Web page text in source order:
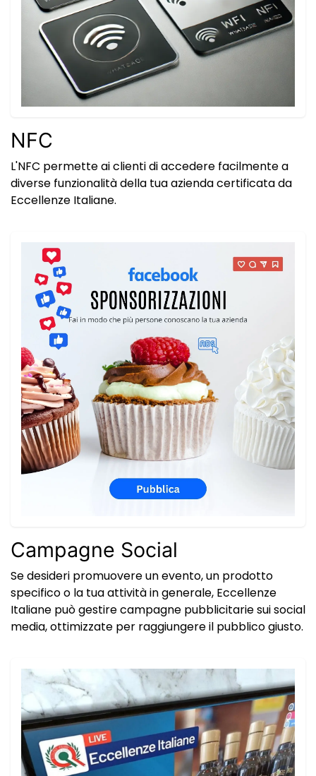
NFC
L'NFC permette ai clienti di accedere facilmente a
diverse funzionalità della tua azienda certificata da
Eccellenze Italiane.
Campagne Social
Se desideri promuovere un evento, un prodotto
specifico o la tua attività in generale, Eccellenze
Italiane può gestire campagne pubblicitarie sui social
media, ottimizzate per raggiungere il pubblico giusto.